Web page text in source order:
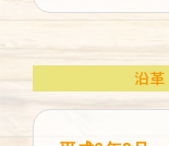
沿革